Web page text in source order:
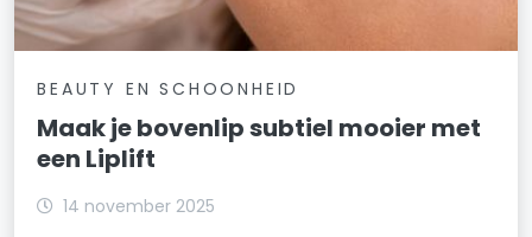
BEAUTY EN SCHOONHEID
Maak je bovenlip subtiel mooier met
een Liplift
14 november 2025